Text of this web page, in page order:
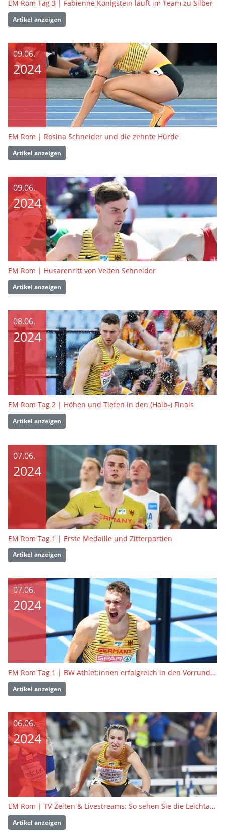
EM Rom Tag 3 | Fabienne Königstein läuft im Team zu Silber
Artikel anzeigen
09.06.
2024
EM Rom | Rosina Schneider und die zehnte Hürde
Artikel anzeigen
09.06.
2024
EM Rom | Husarenritt von Velten Schneider
Artikel anzeigen
08.06.
2024
EM Rom Tag 2 | Höhen und Tiefen in den (Halb-) Finals
Artikel anzeigen
07.06.
2024
EM Rom Tag 1 | Erste Medaille und Zitterpartien
Artikel anzeigen
07.06.
2024
EM Rom Tag 1 | BW Athlet:innen erfolgreich in den Vorrunden
Artikel anzeigen
06.06.
2024
EM Rom | TV-Zeiten & Livestreams: So sehen Sie die Leichtathletik-EM in Rom live
Artikel anzeigen